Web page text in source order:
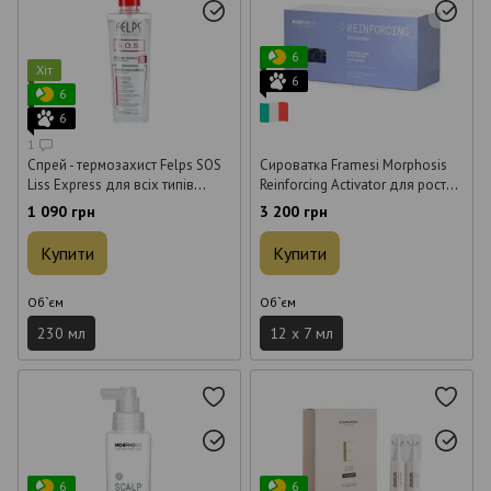
Хіт
6
6
1
Спрей - термозахист Felps SOS
Liss Express для всіх типів
волосся 230 мл
1 090 грн
Купити
Об`єм
230 мл
6
6
Сироватка Framesi Morphosis
Reinforcing Activator для росту
волосся 12*7 мл
3 200 грн
Купити
Об`єм
12 x 7 мл
6
6